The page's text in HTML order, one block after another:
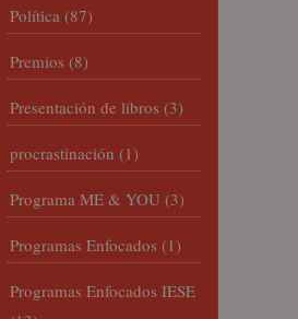
Política (87)
Premios (8)
Presentación de libros (3)
procrastinación (1)
Programa ME & YOU (3)
Programas Enfocados (1)
Programas Enfocados IESE